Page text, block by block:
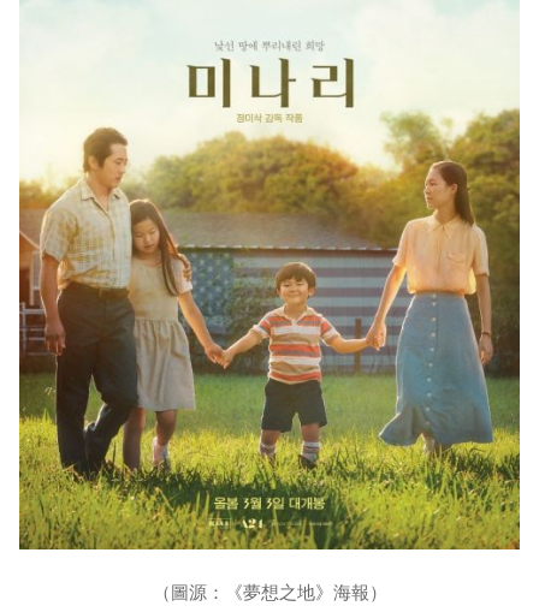
（圖源：《夢想之地》海報）